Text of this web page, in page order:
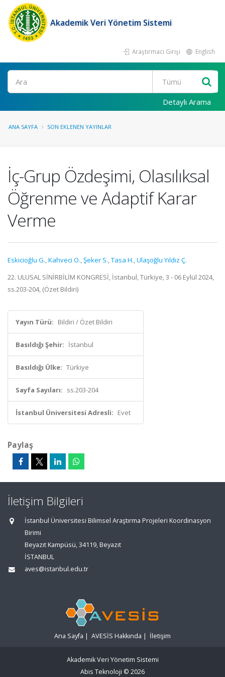
Akademik Veri Yönetim Sistemi
Araştırmacı Girişi English
Ara
Detaylı Arama
ANA SAYFA SON EKLENEN YAYINLAR
İç-Grup Özdeşimi, Olasılıksal
Öğrenme ve Adaptif Karar
Verme
Eskicioğlu G.,Kahveci O.,Şeker S.,Tasa H.,Ulaşoğlu Yıldız Ç.
22. ULUSAL SİNİRBİLİM KONGRESİ, İstanbul, Türkiye, 3 - 06 Eylül 2024,
ss.203-204, (Özet Bildiri)
Yayın Türü: Bildiri / Özet Bildiri
Basıldığı Şehir: İstanbul
Basıldığı Ülke: Türkiye
Sayfa Sayıları: ss.203-204
İstanbul Üniversitesi Adresli: Evet
Paylaş
İletişim Bilgileri
İstanbul Üniversitesi Bilimsel Araştırma Projeleri Koordinasyon
Birimi
Beyazıt Kampüsü, 34119, Beyazıt
İSTANBUL
aves@istanbul.edu.tr
Ana Sayfa | AVESİS Hakkında | İletişim
Akademik Veri Yönetim Sistemi
Abis Teknoloji © 2026